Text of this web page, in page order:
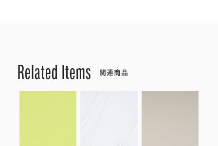
Related Items 関連商品